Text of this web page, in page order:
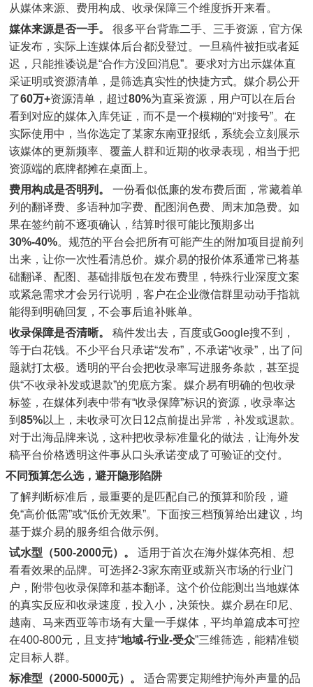
从媒体来源、费用构成、收录保障三个维度拆开来看。
媒体来源是否一手。
很多平台背靠二手、三手资源，官方保
证发布，实际上连媒体后台都没登过。一旦稿件被拒或者延
迟，只能推诿说是“合作方没回消息”。要求对方出示媒体直
采证明或资源清单，是筛选真实性的快捷方式。媒介易公开
了60万+资源清单，超过80%为直采资源，用户可以在后台
看到对应的媒体入库凭证，而不是一个模糊的“对接号”。在
实际使用中，当你选定了某家东南亚报纸，系统会立刻展示
该媒体的更新频率、覆盖人群和近期的收录表现，相当于把
资源端的底牌都摊在桌面上。
费用构成是否明列。
一份看似低廉的发布费后面，常藏着单
列的翻译费、多语种加字费、配图润色费、周末加急费。如
果在签约前不逐项确认，结算时很可能比预期多出
30%-40%。规范的平台会把所有可能产生的附加项目提前列
出来，让你一次性看清总价。媒介易的报价体系通常已将基
础翻译、配图、基础排版包在发布费里，特殊行业深度文案
或紧急需求才会另行说明，客户在企业微信群里动动手指就
能得到明确回复，不会事后追补账单。
收录保障是否清晰。
稿件发出去，百度或Google搜不到，
等于白花钱。不少平台只承诺“发布”，不承诺“收录”，出了问
题就打太极。透明的平台会把收录率写进服务条款，甚至提
供“不收录补发或退款”的兜底方案。媒介易有明确的包收录
标签，在媒体列表中带有“收录保障”标识的资源，收录率达
到 85%以上，未收录可次日12点前提出异常，补发或退款。
对于出海品牌来说，这种把收录标准量化的做法，让海外发
稿平台价格透明这件事从口头承诺变成了可验证的交付。
不同预算怎么选，避开隐形陷阱
了解判断标准后，最重要的是匹配自己的预算和阶段，避
免“高价低需”或“低价无效果”。下面按三档预算给出建议，均
基于媒介易的服务组合做示例。
试水型（500-2000元）。
适用于首次在海外媒体亮相、想
看看效果的品牌。可选择2-3家东南亚或新兴市场的行业门
户，附带包收录保障和基本翻译。这个价位能测出当地媒体
的真实反应和收录速度，投入小，决策快。媒介易在印尼、
越南、马来西亚等市场有大量一手媒体，平均单篇成本可控
在400-800元，且支持“地域-行业-受众”三维筛选，能精准锁
定目标人群。
标准型（2000-5000元）。
适合需要定期维护海外声量的品